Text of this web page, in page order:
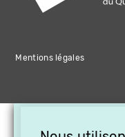
Mentions légales